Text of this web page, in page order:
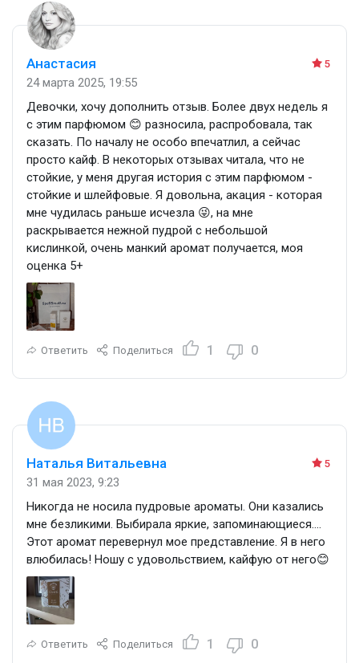
5
Анастасия
24 марта 2025, 19:55
Девочки, хочу дополнить отзыв. Более двух недель я
с этим парфюмом 😊 разносила, распробовала, так
сказать. По началу не особо впечатлил, а сейчас
просто кайф. В некоторых отзывах читала, что не
стойкие, у меня другая история с этим парфюмом -
стойкие и шлейфовые. Я довольна, акация - которая
мне чудилась раньше исчезла 😜, на мне
раскрывается нежной пудрой с небольшой
кислинкой, очень манкий аромат получается, моя
оценка 5+
Ответить Поделиться 1 0
5
Наталья Витальевна
31 мая 2023, 9:23
Никогда не носила пудровые ароматы. Они казались
мне безликими. Выбирала яркие, запоминающиеся....
Этот аромат перевернул мое представление. Я в него
влюбилась! Ношу с удовольствием, кайфую от него😊
Ответить Поделиться 1 0